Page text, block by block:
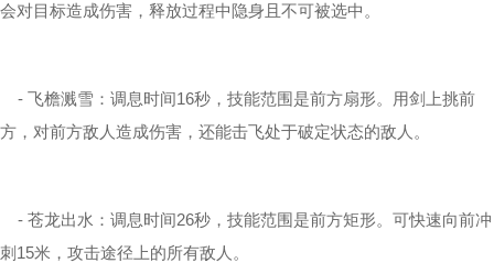
会对目标造成伤害，释放过程中隐身且不可被选中。
- 飞檐溅雪：调息时间16秒，技能范围是前方扇形。用剑上挑前
方，对前方敌人造成伤害，还能击飞处于破定状态的敌人。
- 苍龙出水：调息时间26秒，技能范围是前方矩形。可快速向前冲
刺15米，攻击途径上的所有敌人。